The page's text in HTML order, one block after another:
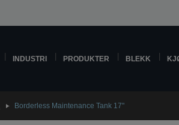
INDUSTRI PRODUKTER BLEKK
Borderless Maintenance Tank 17"